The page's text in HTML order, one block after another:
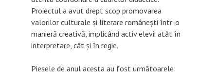
Proiectul a avut drept scop promovarea
valorilor culturale și literare românești într-o
manieră creativă, implicând activ elevii atât în
interpretare, cât și în regie.
Piesele de anul acesta au fost următoarele: